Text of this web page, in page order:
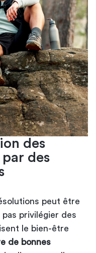
des
des
peut être
pas privilégier des
le bien-être
de bonnes